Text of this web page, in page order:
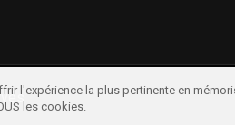
l'expérience la plus pertinente en
les cookies.